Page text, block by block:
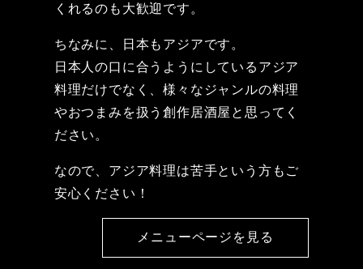
くれるのも大歓迎です。
ちなみに、日本もアジアです。
日本人の口に合うようにしているアジア
料理だけでなく、様々なジャンルの料理
やおつまみを扱う創作居酒屋と思ってく
ださい。
なので、アジア料理は苦手という方もご
安心ください！
メニューページを見る